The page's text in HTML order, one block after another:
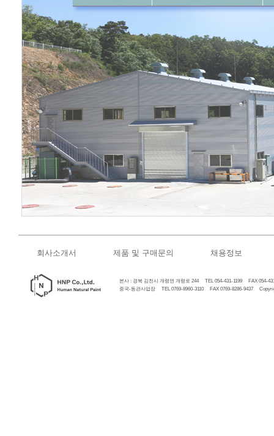
회사소개서 제품 및 구매문의 채용정보
본사 : 경북 김천시 개령면 개령로 244 TEL 054-431-1199 FAX 054-
중국-동관사업장 TEL 0769-8960-3110 FAX 0769-8286-9437